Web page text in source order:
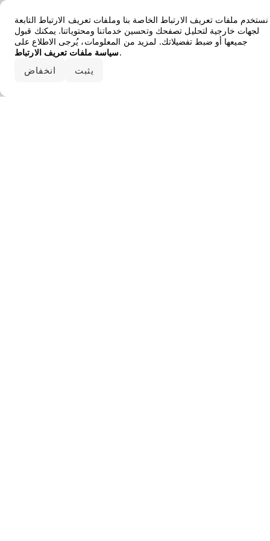
نستخدم ملفات تعريف الارتباط الخاصة بنا وملفات تعريف الارتباط التابعة
لجهات خارجية لتحليل تصفحك وتحسين خدماتنا ومحتوياتنا. يمكنك قبول
جميعها أو ضبط تفضيلاتك. لمزيد من المعلومات، يُرجى الاطلاع على
سياسة ملفات تعريف الارتباط.
انخفاض يثبت
Error loading the brand